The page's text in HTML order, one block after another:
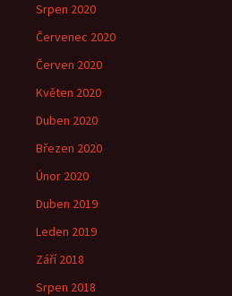
Srpen 2020
Červenec 2020
Červen 2020
Květen 2020
Duben 2020
Březen 2020
Únor 2020
Duben 2019
Leden 2019
Září 2018
Srpen 2018